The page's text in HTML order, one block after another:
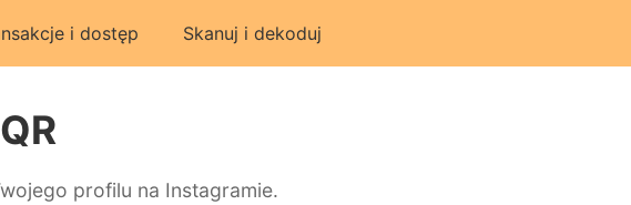
i dostęp Skanuj i dekoduj
profilu na Instagramie.